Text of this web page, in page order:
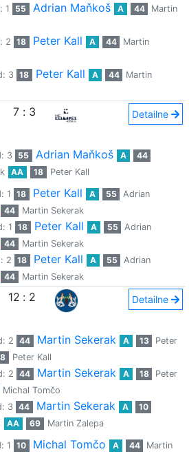
1 55 Adrian Maňkoš A 44
Martin
2 18 Peter Kall A 44
Martin
3 18 Peter Kall A 44
Martin
7 : 3 Detailne
3 55 Adrian Maňkoš A
44
AA 18 Peter Kall
1 18 Peter Kall A 55
Adrian
44
Martin Sekerak
1 18 Peter Kall A 55
Adrian
44
Martin Sekerak
2 18 Peter Kall A 55
Adrian
44 Martin Sekerak
12 : 2 Detailne
2 44 Martin Sekerak A 13
Peter
Peter Kall
2 44 Martin Sekerak A 18
Peter
Michal Tomčo
3 44 Martin Sekerak A
10
AA 69 Martin Zalepa
1 10 Michal Tomčo A 44
Martin